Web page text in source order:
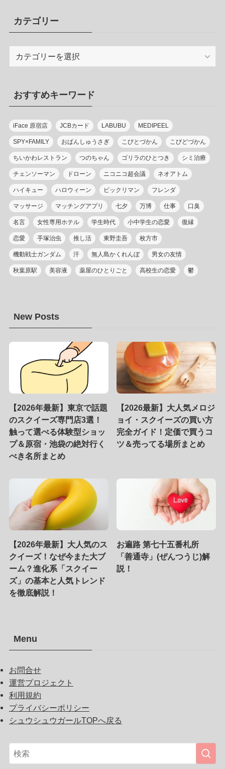
カテゴリー
リ
ー
おすすめキーワード
iFace 原宿店 JCBカード LABUBU MEDIPEEL
SPY×FAMILY おぱんしゅうさぎ こびとづかん こびどづかん
ちいかわレストラン つのちゃん ゴリラのひとつき シミ治療
チェンソーマン ドローン ニコニコ超会議 ネオアトム
ハイキュー ハロウィーン ビックリマン フレンダ
マッサージ マッチングアプリ 七夕 万博 仕事 口臭
名言 女性専用ホテル 学生時代 小中学生の恋愛 復縁
恋愛 手塚治虫 推し活 東野圭吾 枚方市
機動戦士ガンダム 汗 無人島かくれんぼ 男女の友情
秋葉原駅 美容液 薬屋のひとりごと 高校生の恋愛 鬱
New Posts
【2026年最新】東京で話題
のスクイーズ専門店3選！
触って選べる体験型ショッ
プ＆原宿・池袋の絶対行く
べき名所まとめ
【2026最新】大人気メロジ
ョイ・スクイーズの買い方
完全ガイド！定価で買うコ
ツ＆売ってる場所まとめ
【2026年最新】大人気のス
クイーズ！なぜ今また大ブ
ーム？進化系「スクイー
ズ」の基本と人気トレンド
を徹底解説！
お遍路 第七十五番札所
「善通寺」(ぜんつうじ)解
説！
Menu
お問合せ
運営プロジェクト
利用規約
プライバシーポリシー
シュウシュウガールTOPへ戻る